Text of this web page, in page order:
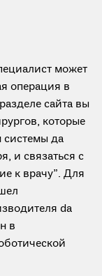
может
операция в
сайта вы
которые
системы да
и связаться с
к врачу”. Для
da
в